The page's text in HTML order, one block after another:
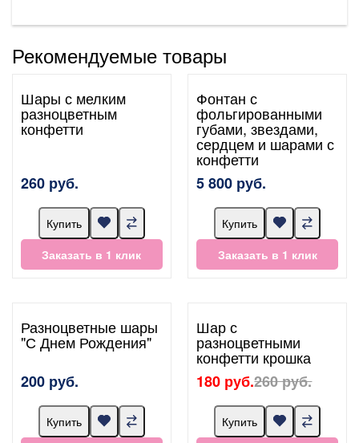
Рекомендуемые товары
Шары с мелким
разноцветным
конфетти
260 руб.
Купить
Заказать в 1 клик
Фонтан с
фольгированными
губами, звездами,
сердцем и шарами с
конфетти
5 800 руб.
Купить
Заказать в 1 клик
Разноцветные шары
"С Днем Рождения"
200 руб.
Купить
Шар с
разноцветными
конфетти крошка
180 руб.260 руб.
Купить